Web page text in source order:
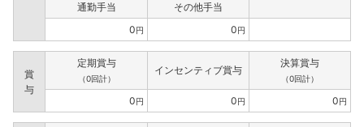
通勤手当
その他手当
0円 0円
賞
与
定期賞与
（0回計）
インセンティブ賞与
決算賞与
（0回計）
0円 0円 0円